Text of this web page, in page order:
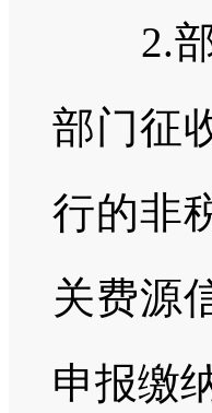
2.部
部门征
行的非
关费源
申报缴